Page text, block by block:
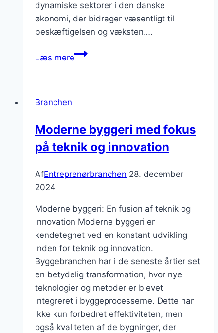
dynamiske sektorer i den danske
økonomi, der bidrager væsentligt til
beskæftigelsen og væksten….
Læs mereByggeindustrien
Branchen
Moderne byggeri med fokus
på teknik og innovation
AfEntreprenørbranchen 28. december
2024
Moderne byggeri: En fusion af teknik og
innovation Moderne byggeri er
kendetegnet ved en konstant udvikling
inden for teknik og innovation.
Byggebranchen har i de seneste årtier set
en betydelig transformation, hvor nye
teknologier og metoder er blevet
integreret i byggeprocesserne. Dette har
ikke kun forbedret effektiviteten, men
også kvaliteten af de bygninger, der